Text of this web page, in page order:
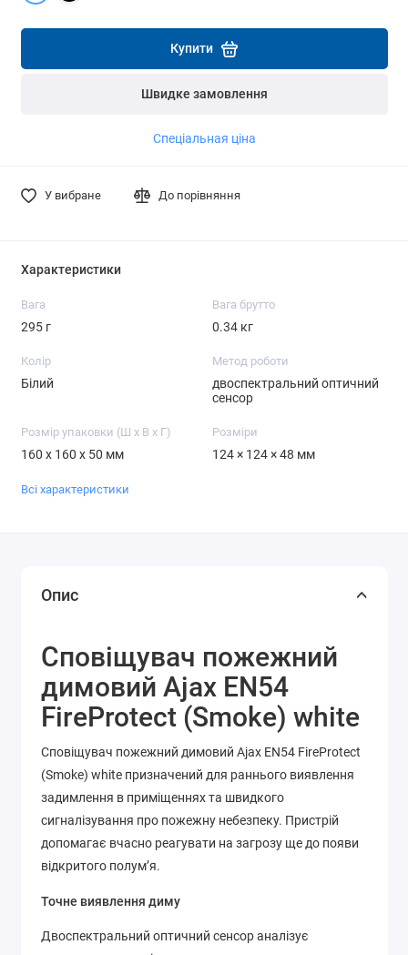
Купити
Швидке замовлення
Спеціальная ціна
У вибране До порівняння
Характеристики
Вага
295 г
Вага брутто
0.34 кг
Колір
Білий
Метод роботи
двоспектральний оптичний
сенсор
Розмір упаковки (Ш х В х Г)
160 x 160 x 50 мм
Розміри
124 × 124 × 48 мм
Всі характеристики
Опис
Сповіщувач пожежний
димовий Ajax EN54
FireProtect (Smoke) white
Сповіщувач пожежний димовий Ajax EN54 FireProtect
(Smoke) white призначений для раннього виявлення
задимлення в приміщеннях та швидкого
сигналізування про пожежну небезпеку. Пристрій
допомагає вчасно реагувати на загрозу ще до появи
відкритого полум’я.
Точне виявлення диму
Двоспектральний оптичний сенсор аналізує